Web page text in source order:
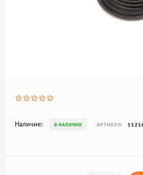
Наличие: В НАЛИЧИИ АРТИКУЛ: